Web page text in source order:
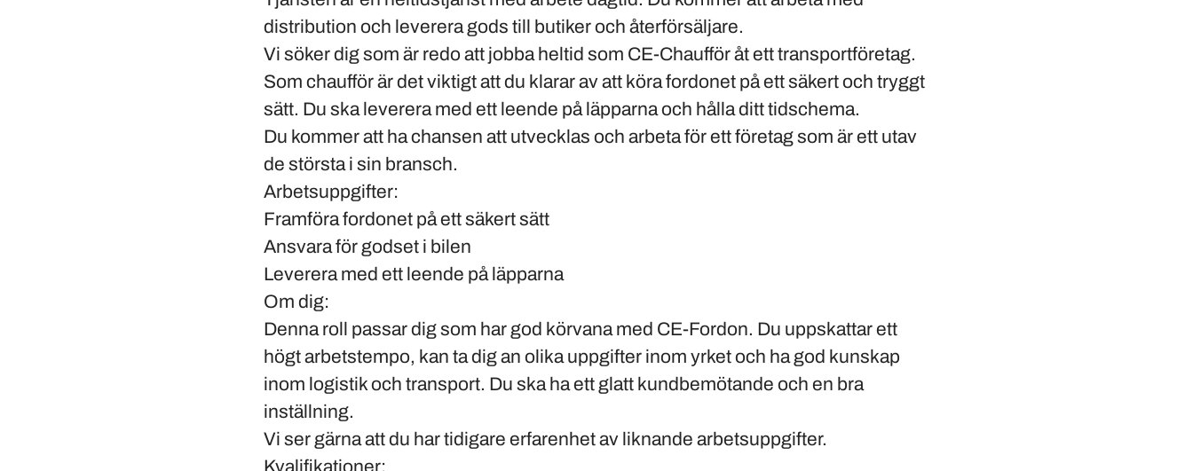
distribution och leverera gods till butiker och återförsäljare.
Vi söker dig som är redo att jobba heltid som CE-Chaufför åt ett transportföretag.
Som chaufför är det viktigt att du klarar av att köra fordonet på ett säkert och tryggt
sätt. Du ska leverera med ett leende på läpparna och hålla ditt tidschema.
Du kommer att ha chansen att utvecklas och arbeta för ett företag som är ett utav
de största i sin bransch.
Arbetsuppgifter:
Framföra fordonet på ett säkert sätt
Ansvara för godset i bilen
Leverera med ett leende på läpparna
Om dig:
Denna roll passar dig som har god körvana med CE-Fordon. Du uppskattar ett
högt arbetstempo, kan ta dig an olika uppgifter inom yrket och ha god kunskap
inom logistik och transport. Du ska ha ett glatt kundbemötande och en bra
inställning.
Vi ser gärna att du har tidigare erfarenhet av liknande arbetsuppgifter.
Kvalifikationer: